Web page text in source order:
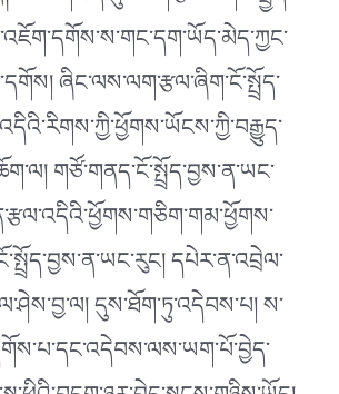
ཞིང་ལས་ལག་རྩལ་ཞིག་ངོ་སྤྲོད་
གཙོ་གནད་ངོ་སྤྲོད་བྱས་ན་ཡང་
དཔེར་ན་འབྲེལ་
དུས་ཐོག་ཏུ་འདེབས་པ། ས་